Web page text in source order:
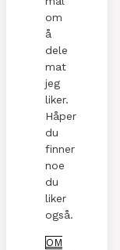
om
å
dele
mat
jeg
liker.
Håper
du
finner
noe
du
liker
også.
OM